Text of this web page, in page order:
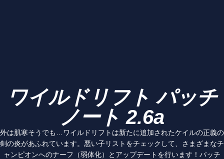
ワイルドリフト パッチ
ノート 2.6a
外は肌寒そうでも…ワイルドリフトは新たに追加されたケイルの正義の
剣の炎があふれています。悪い子リストをチェックして、さまざまなチ
ャンピオンへのナーフ（弱体化）とアップデートを行います！パッチ